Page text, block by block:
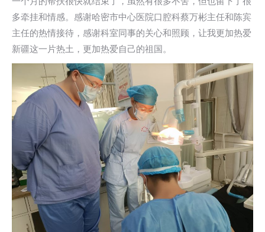
多牵挂和情感。感谢哈密市中⼼医院⼝腔科蔡万彬主任和陈宾
主任的热情接待，感谢科室同事的关⼼和照顾，让我更加热爱
新疆这⼀⽚热⼟，更加热爱⾃⼰的祖国。